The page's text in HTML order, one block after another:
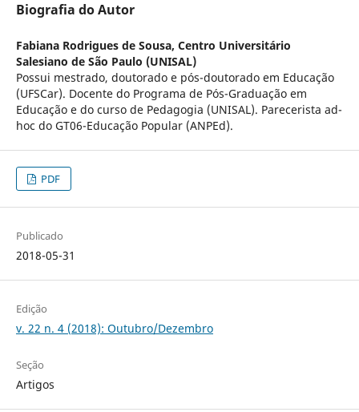
Biografia do Autor
Fabiana Rodrigues de Sousa, Centro Universitário
Salesiano de São Paulo (UNISAL)
Possui mestrado, doutorado e pós-doutorado em Educação
(UFSCar). Docente do Programa de Pós-Graduação em
Educação e do curso de Pedagogia (UNISAL). Parecerista ad-
hoc do GT06-Educação Popular (ANPEd).
PDF
Publicado
2018-05-31
Edição
v. 22 n. 4 (2018): Outubro/Dezembro
Seção
Artigos